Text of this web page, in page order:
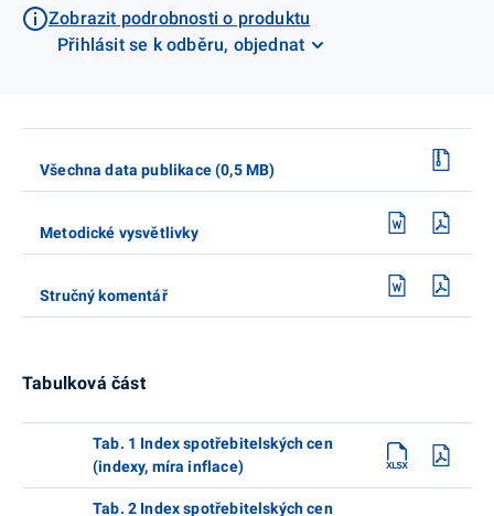
Zobrazit podrobnosti o produktu
Přihlásit se k odběru, objednat
Všechna data publikace (0,5 MB)
Metodické vysvětlivky
Stručný komentář
Tabulková část
Tab. 1 Index spotřebitelských cen
(indexy, míra inflace)
Tab. 2 Index spotřebitelských cen